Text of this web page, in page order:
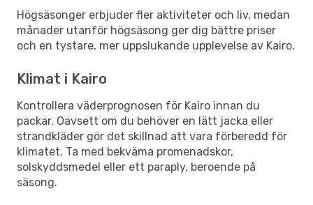
Högsäsonger erbjuder fler aktiviteter och liv, medan
månader utanför högsäsong ger dig bättre priser
och en tystare, mer uppslukande upplevelse av Kairo.
Klimat i Kairo
Kontrollera väderprognosen för Kairo innan du
packar. Oavsett om du behöver en lätt jacka eller
strandkläder gör det skillnad att vara förberedd för
klimatet. Ta med bekväma promenadskor,
solskyddsmedel eller ett paraply, beroende på
säsong.